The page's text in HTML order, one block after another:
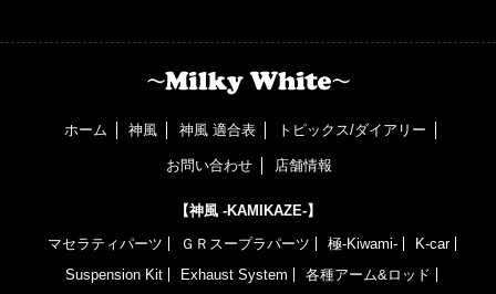
ホーム 神風 神風 適合表 トピックス/ダイアリー
お問い合わせ 店舗情報
【神風 -KAMIKAZE-】
マセラティパーツ
ＧＲスープラパーツ 極-Kiwami-
K-car
Suspension Kit
Exhaust System 各種アーム&ロッド